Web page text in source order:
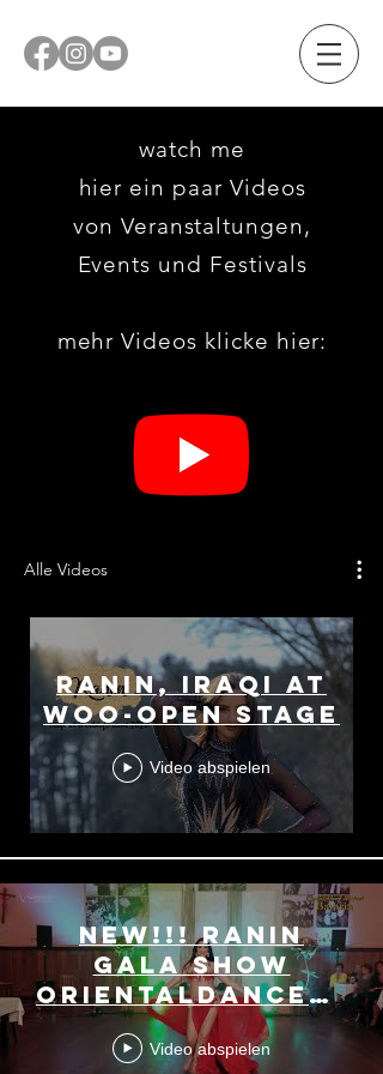
watch me
hier ein paar Videos
von Veranstaltungen,
Events und Festivals
mehr Videos klicke hier:
Alle Videos
Ranin, Iraqi at
WoO-Open Stage
Video abspielen
NEW!!! Ranin
Gala Show
2019
Video abspielen